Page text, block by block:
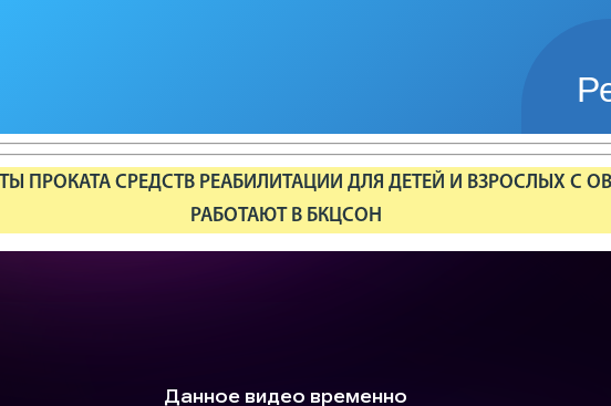
ПРОКАТА СРЕДСТВ РЕАБИЛИТАЦИИ ДЛЯ ДЕТЕЙ И ВЗРОСЛЫХ С
РАБОТАЮТ В БКЦСОН